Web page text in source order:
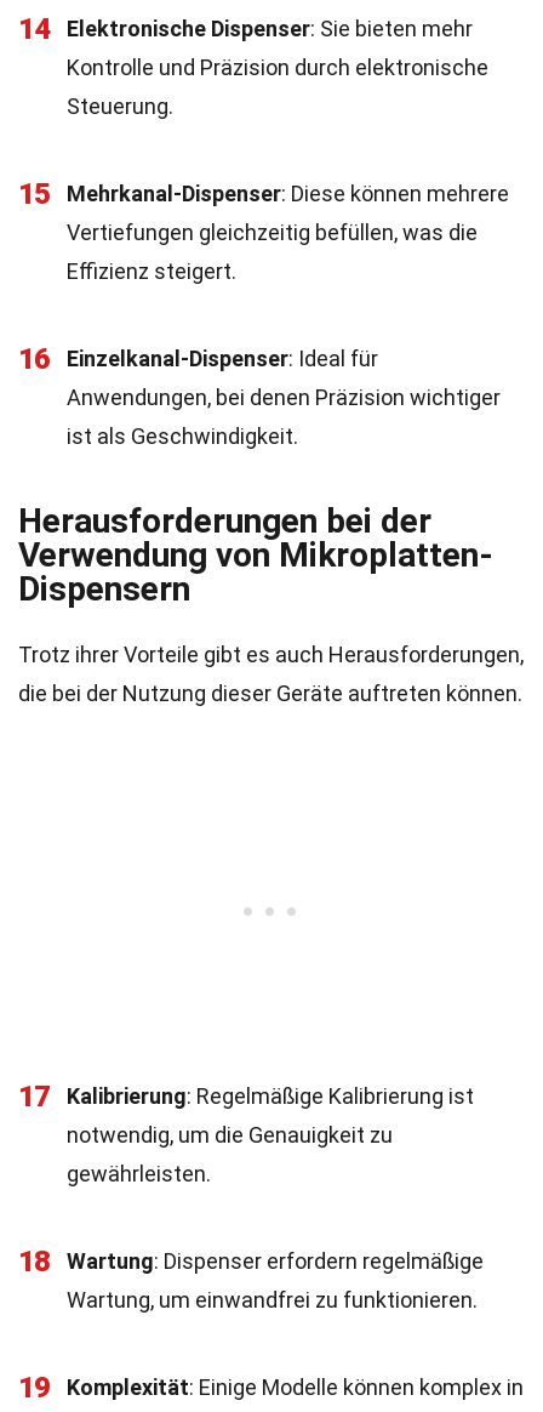
14 Elektronische Dispenser: Sie bieten mehr
Kontrolle und Präzision durch elektronische
Steuerung.
15 Mehrkanal-Dispenser: Diese können mehrere
Vertiefungen gleichzeitig befüllen, was die
Effizienz steigert.
16 Einzelkanal-Dispenser: Ideal für
Anwendungen, bei denen Präzision wichtiger
ist als Geschwindigkeit.
Herausforderungen bei der
Verwendung von Mikroplatten-
Dispensern
Trotz ihrer Vorteile gibt es auch Herausforderungen,
die bei der Nutzung dieser Geräte auftreten können.
17 Kalibrierung: Regelmäßige Kalibrierung ist
notwendig, um die Genauigkeit zu
gewährleisten.
18 Wartung: Dispenser erfordern regelmäßige
Wartung, um einwandfrei zu funktionieren.
19 Komplexität: Einige Modelle können komplex in